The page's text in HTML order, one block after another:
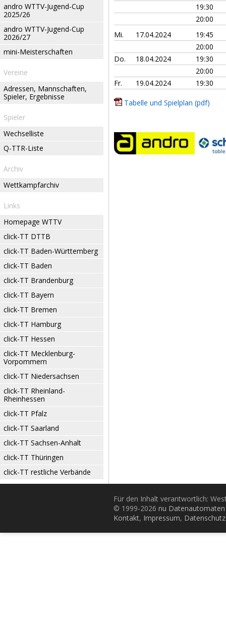
andro WTTV-Jugend-Cup
2025/26
andro WTTV-Jugend-Cup
2026/27
mini-Meisterschaften
Vereine
Adressen, Mannschaften,
Spieler, Ergebnisse
Spieler
Wechselliste
Q-TTR-Liste
Archiv
Wettkampfarchiv
Links
Homepage WTTV
click-TT DTTB
click-TT Baden-Württemberg
click-TT Baden
click-TT Brandenburg
click-TT Bayern
click-TT Bremen
click-TT Hamburg
click-TT Hessen
click-TT Mecklenburg-
Vorpommern
click-TT Niedersachsen
click-TT Rheinland-
Rheinhessen
click-TT Pfalz
click-TT Saarland
click-TT Sachsen-Anhalt
click-TT Thüringen
click-TT restliche Verbände
19:30
20:00
Mi.
17.04.2024
19:45
20:00
Do.
18.04.2024
19:30
20:00
Fr.
19.04.2024 19:30
Tabelle und Spielplan (pdf)
Für den Inhalt verantwortlich:
© 1999-2026 nu
Kontakt, Impressum, Datenschutz